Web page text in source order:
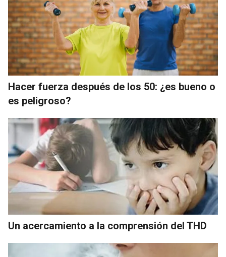
Hacer fuerza después de los 50: ¿es bueno o
es peligroso?
Un acercamiento a la comprensión del THD